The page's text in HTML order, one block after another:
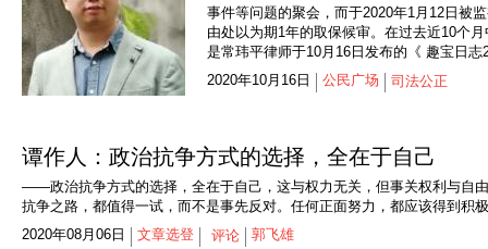
事件等问题的聚会，而于2020年1月12日被
由处以为期1年的取保候审。在过去近10个
是常玮平律师于10月16日发布的《 趣宝日
2020年10月16日
公民广场 司法公正
谭作人：政治抗争方式的选择，全在于自己
——政治抗争方式的选择，全在于自己，这与权力无关，但事关权利与自
抗争之路，都值得一试，而不是事先反对。任何正面努力，都应该得到积
2020年08月06日
文章选登 评论 郭飞雄